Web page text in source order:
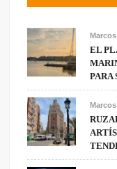
Marcos
EL
PARA
Marcos